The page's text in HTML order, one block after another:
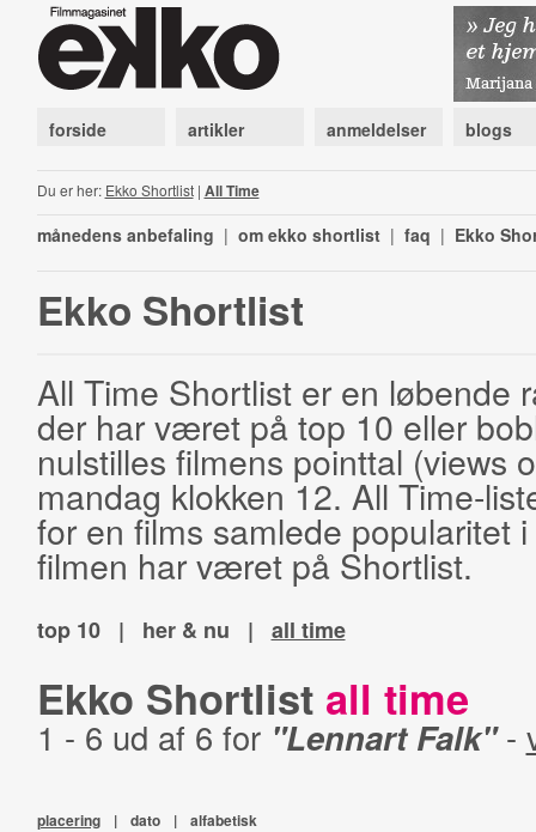
forside artikler anmeldelser blogs
Du er her: Ekko Shortlist| All Time
månedens anbefaling | om ekko shortlist | faq | Ekko
Ekko Shortlist
All Time Shortlist er en løbende
der har været på top 10 eller
nulstilles filmens pointtal (views
mandag klokken 12. All Time-
for en films samlede popularitet
filmen har været på Shortlist.
top 10 | her & nu | all time
Ekko Shortlist all time
1 - 6 ud af 6 for "Lennart Falk"-
placering | dato | alfabetisk